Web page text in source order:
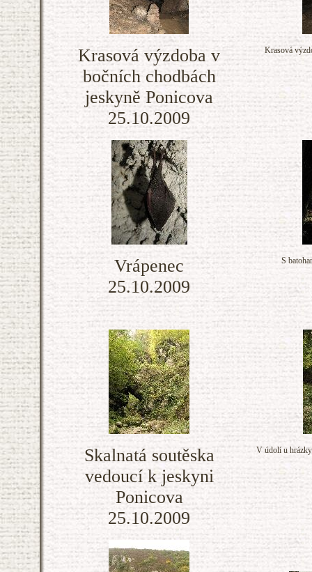
Krasová výzdoba v
bočních chodbách
jeskyně Ponicova
25.10.2009
Krasová
Vrápenec
25.10.2009
S
Skalnatá soutěska
vedoucí k jeskyni
Ponicova
25.10.2009
V údolí u